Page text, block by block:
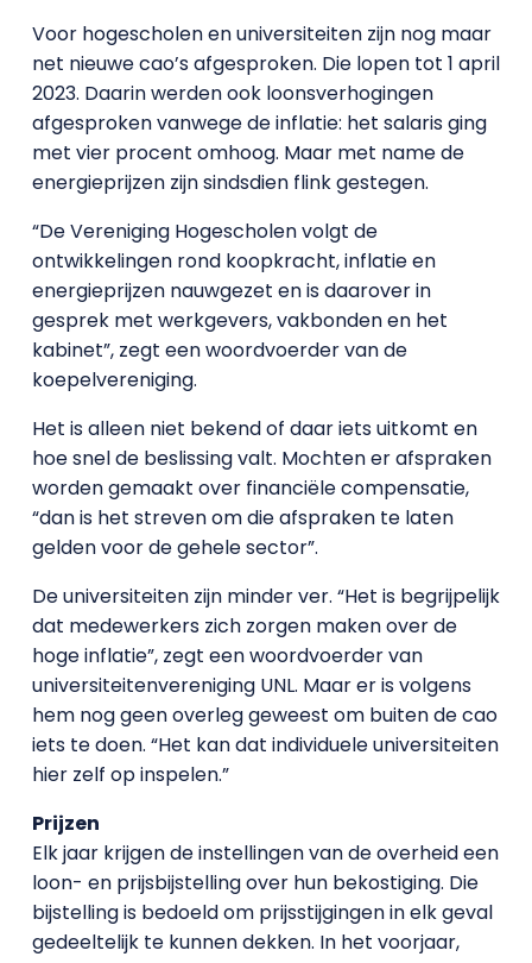
Voor hogescholen en universiteiten zijn nog maar
net nieuwe cao’s afgesproken. Die lopen tot 1 april
2023. Daarin werden ook loonsverhogingen
afgesproken vanwege de inflatie: het salaris ging
met vier procent omhoog. Maar met name de
energieprijzen zijn sindsdien flink gestegen.
“De Vereniging Hogescholen volgt de
ontwikkelingen rond koopkracht, inflatie en
energieprijzen nauwgezet en is daarover in
gesprek met werkgevers, vakbonden en het
kabinet”, zegt een woordvoerder van de
koepelvereniging.
Het is alleen niet bekend of daar iets uitkomt en
hoe snel de beslissing valt. Mochten er afspraken
worden gemaakt over financiële compensatie,
“dan is het streven om die afspraken te laten
gelden voor de gehele sector”.
De universiteiten zijn minder ver. “Het is begrijpelijk
dat medewerkers zich zorgen maken over de
hoge inflatie”, zegt een woordvoerder van
universiteitenvereniging UNL. Maar er is volgens
hem nog geen overleg geweest om buiten de cao
iets te doen. “Het kan dat individuele universiteiten
hier zelf op inspelen.”
Prijzen
Elk jaar krijgen de instellingen van de overheid een
loon- en prijsbijstelling over hun bekostiging. Die
bijstelling is bedoeld om prijsstijgingen in elk geval
gedeeltelijk te kunnen dekken. In het voorjaar,